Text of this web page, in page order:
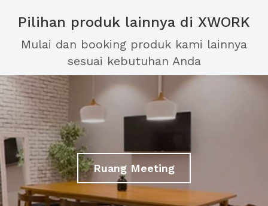
Pilihan produk lainnya di XWORK
Mulai dan booking produk kami lainnya
sesuai kebutuhan Anda
Ruang Meeting